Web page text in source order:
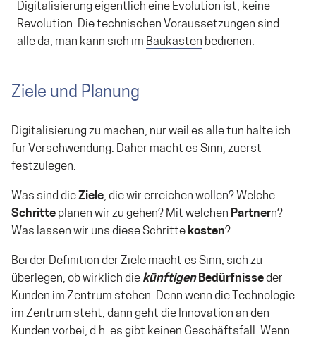
Digitalisierung eigentlich eine Evolution ist, keine
Revolution. Die technischen Voraussetzungen sind
alle da, man kann sich im Baukasten bedienen.
Ziele und Planung
Digitalisierung zu machen, nur weil es alle tun halte ich
für Verschwendung. Daher macht es Sinn, zuerst
festzulegen:
Was sind dieZiele, die wir erreichen wollen? Welche
Schritte planen wir zu gehen? Mit welchen Partnern?
Was lassen wir uns diese Schritte kosten?
Bei der Definition der Ziele macht es Sinn, sich zu
überlegen, ob wirklich die künftigen Bedürfnisseder
Kunden im Zentrum stehen. Denn wenn die Technologie
im Zentrum steht, dann geht die Innovation an den
Kunden vorbei, d.h. es gibt keinen Geschäftsfall. Wenn